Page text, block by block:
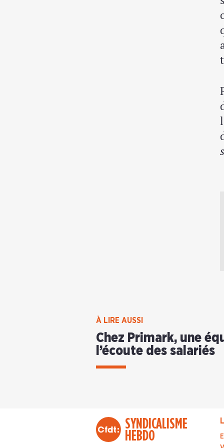
À LIRE AUSSI
Chez Primark, une
l’écoute des salariés
SYNDICALISME
HEBDO